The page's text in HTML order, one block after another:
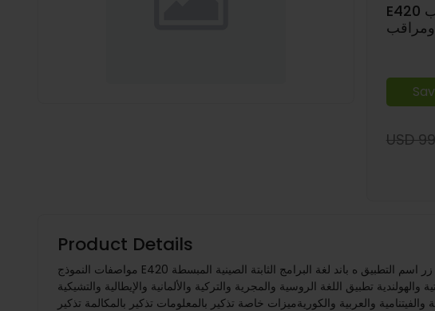
E420 شاشة عرض عالية الدقة بمقاس 1.39 بوصة مراقب ECG لقياس معدل ضربات القلب وضغط الدم
USD
Product Details
مواصفات النموذج E420 الإصدار بلوتوث 5.1 أنظمة التشغيل المتوافقة أندرويد 5.0 أو أعلى ؛ آي أو إس 9.0 أو أعلى وضع التشغيل تعمل باللمس الكامل + زر اسم التطبيق ه باند لغة البرامج الثابتة الصينية المبسطة
والهولندية تطبيق اللغة الروسية والمجرية والتركية والألمانية والإيطالية والتشيكية
والفيتنامية والعربية والكوريةميزات خاصة تذكير بالمعلومات تذكير بالمكالمة تذكير